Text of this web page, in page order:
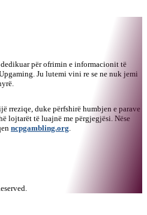
për ofrimin e informacionit të
Ju lutemi vini re se ne nuk jemi
rreziqe, duke përfshirë humbjen e parave
lojtarët të luajnë me përgjegjësi. Nëse
ncpgambling.org.
.